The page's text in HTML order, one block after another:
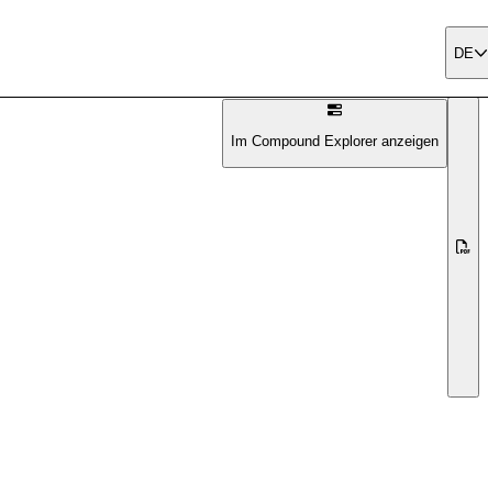
DE
Im Compound Explorer anzeigen